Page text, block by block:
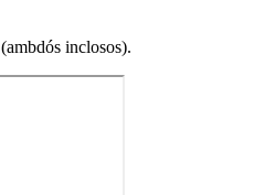
(ambdós inclosos).